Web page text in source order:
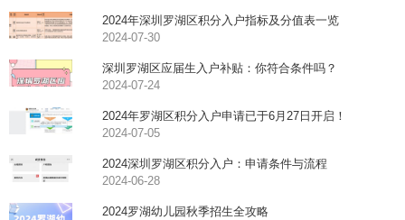
2024年深圳罗湖区积分入户指标及分值表一览
2024-07-30
深圳罗湖区应届生入户补贴：你符合条件吗？
2024-07-24
2024年罗湖区积分入户申请已于6月27日开启！
2024-07-05
2024深圳罗湖区积分入户：申请条件与流程
2024-06-28
2024罗湖幼儿园秋季招生全攻略